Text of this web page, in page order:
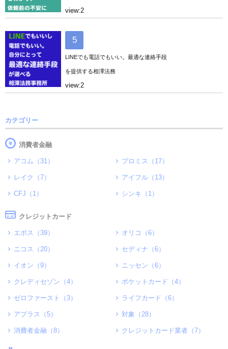
view:2
LINEでも電話でもいい。最適な連絡手段
を提供する相澤法務
view:2
カテゴリー
消費者金融
アコム（31） プロミス（17）
レイク（7） アイフル（13）
CFJ（1） シンキ（1）
クレジットカード
エポス（39） オリコ（6）
ニコス（20） セディナ（6）
イオン（9） ニッセン（6）
クレディセゾン（4） ポケットカード（4）
ゼロファースト（3） ライフカード（6）
アプラス（5） 対象（28）
消費者金融（8） クレジットカード業者（7）